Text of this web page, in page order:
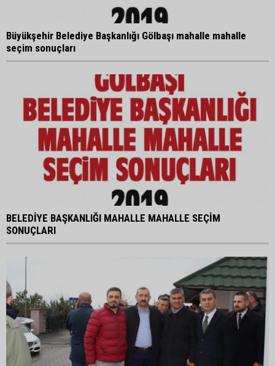
Büyükşehir Belediye Başkanlığı Gölbaşı mahalle mahalle
seçim sonuçları
BELEDİYE BAŞKANLIĞI MAHALLE MAHALLE SEÇİM
SONUÇLARI